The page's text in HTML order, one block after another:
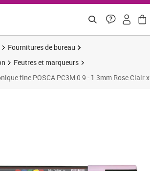
Fournitures de bureau
Feutres et marqueurs
fine POSCA PC3M 0 9 - 1 3mm Rose Clair